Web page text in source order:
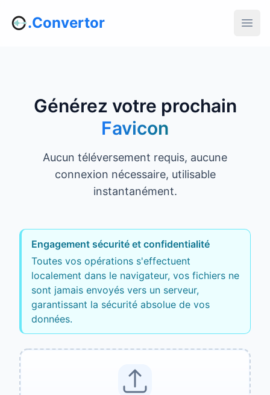
.Convertor
Générez votre prochain
Favicon
Aucun téléversement requis, aucune
connexion nécessaire, utilisable
instantanément.
Engagement sécurité et confidentialité
Toutes vos opérations s'effectuent
localement dans le navigateur, vos fichiers ne
sont jamais envoyés vers un serveur,
garantissant la sécurité absolue de vos
données.